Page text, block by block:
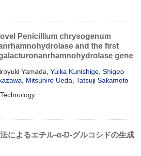
Penicillium chrysogenum
and the first
gene
Yamada,Yuika Kunishige ,Shigeo
Mitsuhiro Ueda ,Tatsuji Sakamoto
によるエチル‐α‐D‐グルコシドの生成